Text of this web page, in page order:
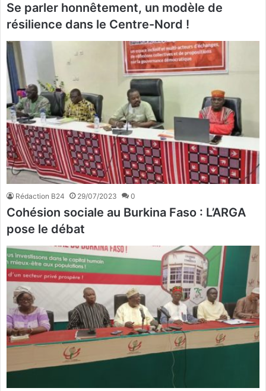
Se parler honnêtement, un modèle de
résilience dans le Centre-Nord !
Rédaction B24 29/07/2023 0
Cohésion sociale au Burkina Faso : L’ARGA
pose le débat